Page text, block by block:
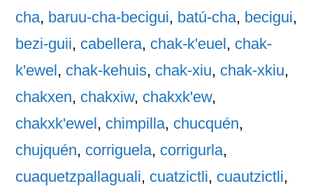
cha, baruu-cha-becigui, batú-cha, becigui,
bezi-guii, cabellera, chak-k'euel, chak-
k'ewel, chak-kehuis, chak-xiu, chak-xkiu,
chakxen, chakxiw, chakxk'ew,
chakxk'ewel, chimpilla, chucquén,
chujquén, corriguela, corrigurla,
cuaquetzpallaguali, cuatzictli, cuautzictli,